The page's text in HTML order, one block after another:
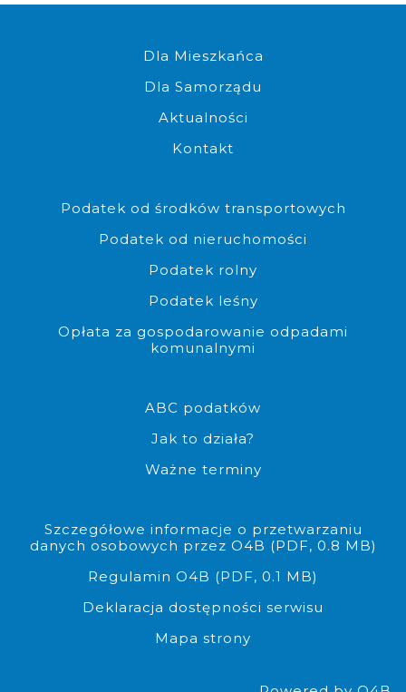
Komplet dokumentów do
Dla Mieszkańca
Dla Samorządu
Aktualności
Kontakt
Możliwość złożenia
Podatek od środków transportowych
Podatek od nieruchomości
Podatek rolny
Podatek leśny
Opłata za gospodarowanie odpadami
komunalnymi
Możliwość pobrania
ABC podatków
Jak to działa?
Ważne terminy
Szczegółowe informacje o przetwarzaniu
danych osobowych przez O4B (PDF, 0.8 MB)
Regulamin O4B (PDF, 0.1 MB)
Deklaracja dostępności serwisu
Mapa strony